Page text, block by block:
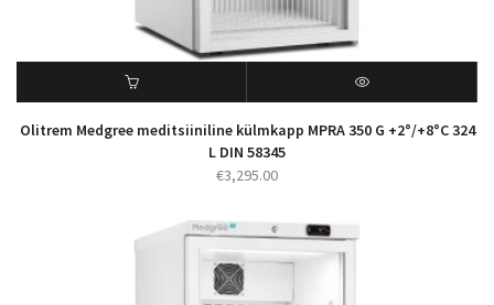
Olitrem Medgree meditsiiniline külmkapp MPRA 350 G +2°/+8°C 324
L DIN 58345
€3,295.00